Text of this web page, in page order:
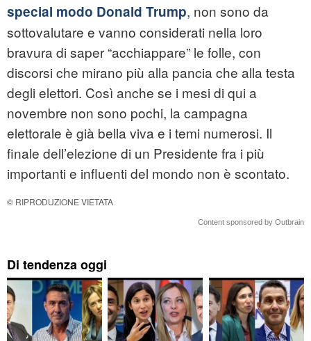
special modo Donald Trump, non sono da
sottovalutare e vanno considerati nella loro
bravura di saper “acchiappare” le folle, con
discorsi che mirano più alla pancia che alla testa
degli elettori. Così anche se i mesi di qui a
novembre non sono pochi, la campagna
elettorale è già bella viva e i temi numerosi. Il
finale dell’elezione di un Presidente fra i più
importanti e influenti del mondo non è scontato.
© RIPRODUZIONE VIETATA
Content sponsored by Outbrain
Di tendenza oggi